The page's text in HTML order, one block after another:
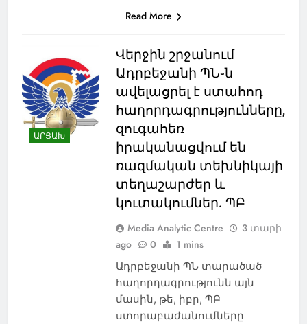
Read More
ԱՐՑԱԽ
Վերջին շրջանում
Ադրբեջանի ՊՆ֊ն
ավելացրել է ստահոդ
հաղորդագրությունները,
զուգահեռ
իրականացվում են
ռազմական տեխնիկայի
տեղաշարժեր և
կուտակումներ. ՊԲ
Media Analytic Centre
3 տարի
ago
0 1 mins
Ադրբեջանի ՊՆ տարածած
հաղորդագրությունն այն
մասին, թե, իբր, ՊԲ
ստորաբաժանումները
ԱԲԱՍԹՈՒՄԱՆ
ԱԴՐԲԵՋԱՆ